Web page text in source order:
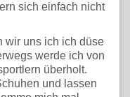
sich einfach nicht
wir uns ich ich düse
werde ich von
überholt.
und lassen